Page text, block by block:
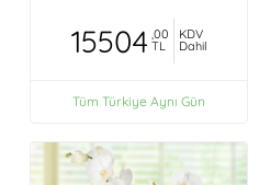
15504 ,00
TL
KDV
Dahil
Tüm Türkiye Aynı Gün